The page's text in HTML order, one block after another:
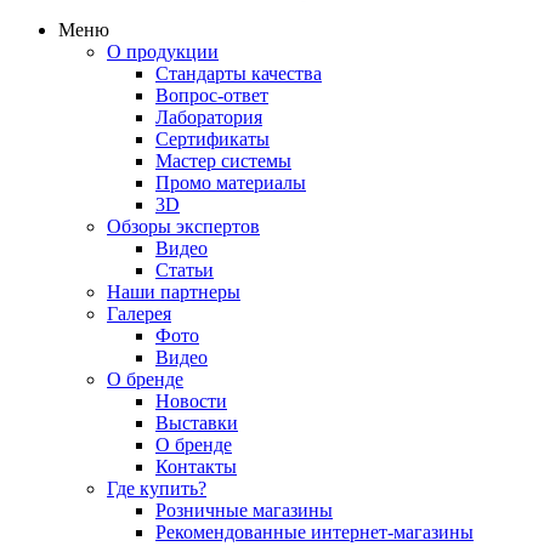
Меню
О продукции
Стандарты качества
Вопрос-ответ
Лаборатория
Сертификаты
Мастер системы
Промо материалы
3D
Обзоры экспертов
Видео
Статьи
Наши партнеры
Галерея
Фото
Видео
О бренде
Новости
Выставки
О бренде
Контакты
Где купить?
Розничные магазины
Рекомендованные интернет-магазины